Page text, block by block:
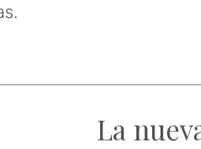
La